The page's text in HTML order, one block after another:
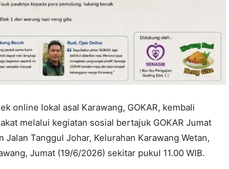
online lokal asal Karawang, GOKAR, kembali
melalui kegiatan sosial bertajuk GOKAR Jumat
Tanggul Johar, Kelurahan Karawang Wetan,
Jumat (19/6/2026) sekitar pukul 11.00 WIB.